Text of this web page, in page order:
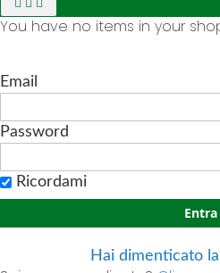
You have no items in your
Email
Password
Ricordami
Entra
Hai dimenticato